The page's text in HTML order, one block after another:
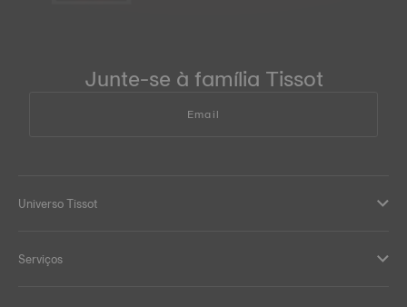
Junte-se à família Tissot
Email
Universo Tissot
Serviços